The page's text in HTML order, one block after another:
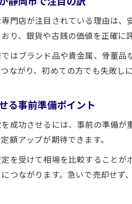
門店が注目されている理由は
り、銀貨や古銭の価値を正確に
はブランド品や貴金属、骨董
ながり、初めての方でも失敗し
る事前準備ポイント
成功させるには、事前の準備
額アップが期待できます。
を受けて相場を比較すること
つながります。急いで売却せず